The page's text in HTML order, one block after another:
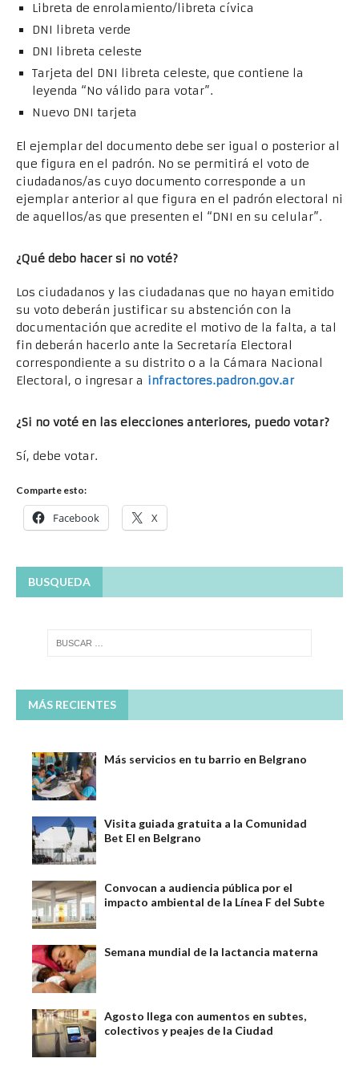
Libreta de enrolamiento/libreta cívica
DNI libreta verde
DNI libreta celeste
Tarjeta del DNI libreta celeste, que contiene la
leyenda “No válido para votar”.
Nuevo DNI tarjeta
El ejemplar del documento debe ser igual o posterior al
que figura en el padrón. No se permitirá el voto de
ciudadanos/as cuyo documento corresponde a un
ejemplar anterior al que figura en el padrón electoral ni
de aquellos/as que presenten el “DNI en su celular”.
¿Qué debo hacer si no voté?
Los ciudadanos y las ciudadanas que no hayan emitido
su voto deberán justificar su abstención con la
documentación que acredite el motivo de la falta, a tal
fin deberán hacerlo ante la Secretaría Electoral
correspondiente a su distrito o a la Cámara Nacional
Electoral, o ingresar a infractores.padron.gov.ar
¿Si no voté en las elecciones anteriores, puedo votar?
Sí, debe votar.
Comparte esto:
Facebook X
BUSQUEDA
MÁS RECIENTES
Más servicios en tu barrio en Belgrano
Visita guiada gratuita a la Comunidad
Bet El en Belgrano
Convocan a audiencia pública por el
impacto ambiental de la Línea F del Subte
Semana mundial de la lactancia materna
Agosto llega con aumentos en subtes,
colectivos y peajes de la Ciudad